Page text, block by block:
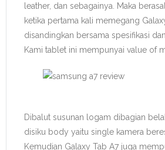
leather, dan sebagainya. Maka
ketika pertama kali memegang
disandingkan bersama spesifikasi
Kami tablet ini mempunyai value of
Dibalut susunan logam dibagian
disiku body yaitu single kamera
Kemudian Galaxy Tab A7 juga